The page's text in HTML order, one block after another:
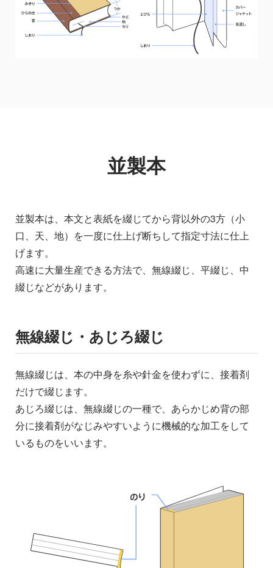
並製本
並製本は、本文と表紙を綴じてから背以外の3方（小
口、天、地）を一度に仕上げ断ちして指定寸法に仕上
げます。
高速に大量生産できる方法で、無線綴じ、平綴じ、中
綴じなどがあります。
無線綴じ・あじろ綴じ
無線綴じは、本の中身を糸や針金を使わずに、接着剤
だけで綴じます。
あじろ綴じは、無線綴じの一種で、あらかじめ背の部
分に接着剤がなじみやすいように機械的な加工をして
いるものをいいます。